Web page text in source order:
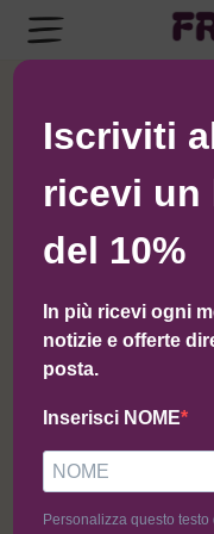
Iscriviti
ricevi un
del 10%
In più ricevi ogni
notizie e offerte
posta.
Inserisci NOME
Personalizza questo